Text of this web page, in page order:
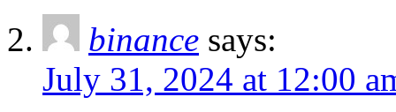
binance says:
July 31, 2024 at 12:00